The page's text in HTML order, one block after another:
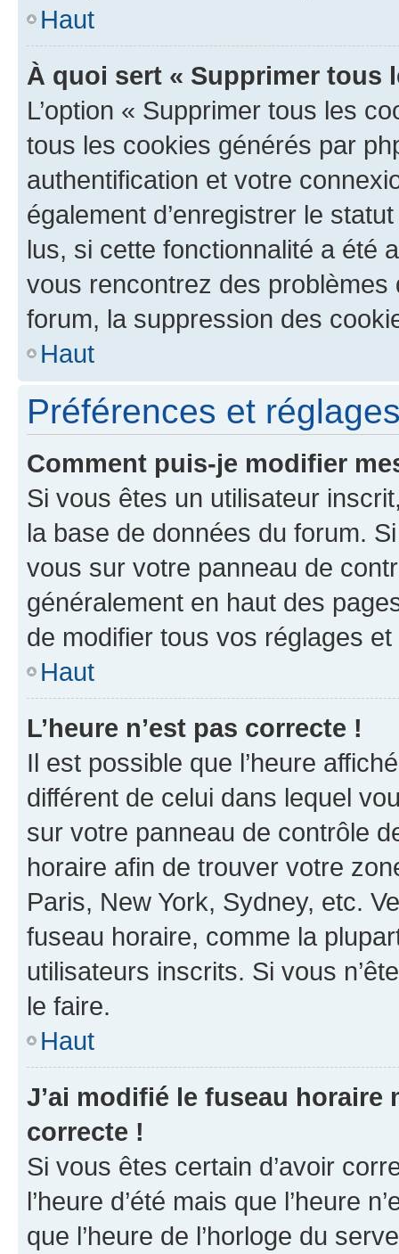
Haut
À quoi sert « Supprimer tous
L’option « Supprimer tous les
tous les cookies générés par
authentification et votre
également d’enregistrer le
lus, si cette fonctionnalité a été
vous rencontrez des
forum, la suppression des
Haut
Préférences et
Comment puis-je modifier
Si vous êtes un utilisateur
la base de données du forum.
vous sur votre panneau de
généralement en haut des
de modifier tous vos réglages
Haut
L’heure n’est pas correcte !
Il est possible que l’heure
différent de celui dans lequel
sur votre panneau de contrôle
horaire afin de trouver votre
Paris, New York, Sydney, etc.
fuseau horaire, comme la
utilisateurs inscrits. Si vous
le faire.
Haut
J’ai modifié le fuseau horaire
correcte !
Si vous êtes certain d’avoir
l’heure d’été mais que l’heure
que l’heure de l’horloge du